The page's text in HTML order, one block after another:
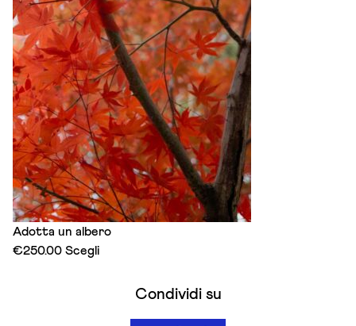
Adotta un albero
€250.00 ScegliThis
Condividi su